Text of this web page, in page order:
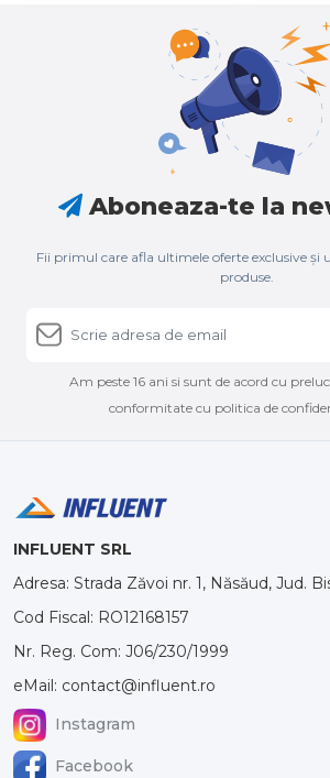
Aboneaza-te la
Fii primul care afla ultimele oferte exclusive și
produse.
Am peste 16 ani si sunt de acord cu
conformitate cu politica de
INFLUENT SRL
Adresa: Strada Zăvoi nr. 1, Năsăud, Jud.
Cod Fiscal: RO12168157
Nr. Reg. Com: J06/230/1999
eMail: contact@influent.ro
Instagram
Facebook